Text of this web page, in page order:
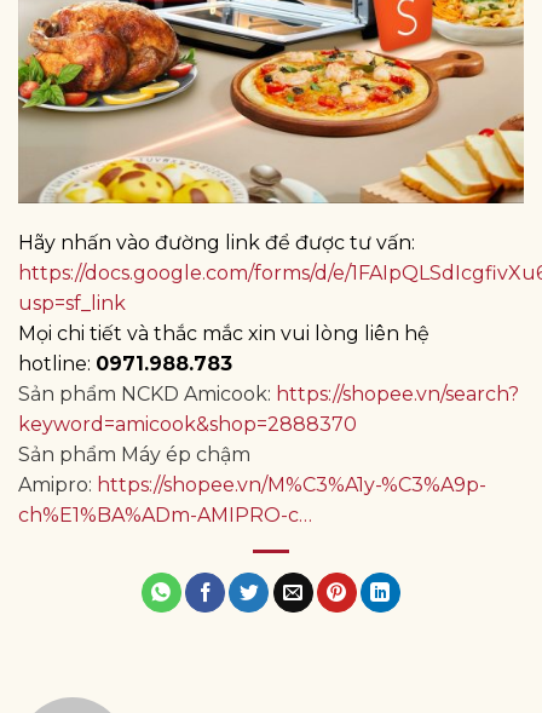
Hãy nhấn vào đường link để được tư vấn:
https://docs.google.com/forms/d/e/
usp=sf_link
Mọi chi tiết và thắc mắc xin vui lòng liên hệ
hotline: 0971.988.783
Sản phẩm NCKD Amicook: https://shopee.vn/search?
keyword=amicook&shop=2888370
Sản phẩm Máy ép chậm
Amipro: https://shopee.vn/M%C3%A1y-%C3%A9p-
ch%E1%BA%ADm-AMIPRO-c…